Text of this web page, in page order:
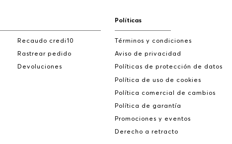
Recaudo credi10
Rastrear pedido
Devoluciones
Políticas
Términos y condiciones
Aviso de privacidad
Políticas de protección de datos
Política de uso de cookies
Política comercial de cambios
Política de garantía
Promociones y eventos
Derecho a retracto